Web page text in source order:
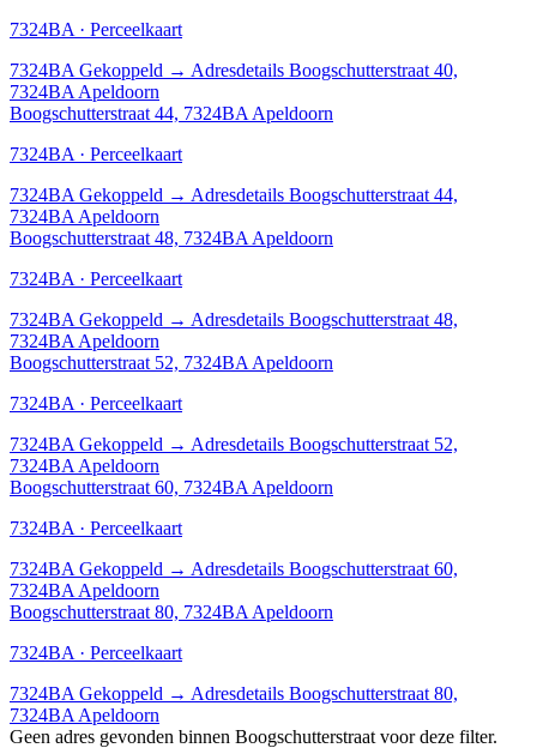
7324BA · Perceelkaart
7324BA Gekoppeld → Adresdetails Boogschutterstraat 40,
7324BA Apeldoorn
Boogschutterstraat 44, 7324BA Apeldoorn
7324BA · Perceelkaart
7324BA Gekoppeld → Adresdetails Boogschutterstraat 44,
7324BA Apeldoorn
Boogschutterstraat 48, 7324BA Apeldoorn
7324BA · Perceelkaart
7324BA Gekoppeld → Adresdetails Boogschutterstraat 48,
7324BA Apeldoorn
Boogschutterstraat 52, 7324BA Apeldoorn
7324BA · Perceelkaart
7324BA Gekoppeld → Adresdetails Boogschutterstraat 52,
7324BA Apeldoorn
Boogschutterstraat 60, 7324BA Apeldoorn
7324BA · Perceelkaart
7324BA Gekoppeld → Adresdetails Boogschutterstraat 60,
7324BA Apeldoorn
Boogschutterstraat 80, 7324BA Apeldoorn
7324BA · Perceelkaart
7324BA Gekoppeld → Adresdetails Boogschutterstraat 80,
7324BA Apeldoorn
Geen adres gevonden binnen Boogschutterstraat voor deze filter.